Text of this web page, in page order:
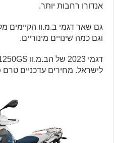
אנדורו רחבות יותר.
וגם כמה שינויים מינוריים.
לישראל. מחירים עדכניים טרם